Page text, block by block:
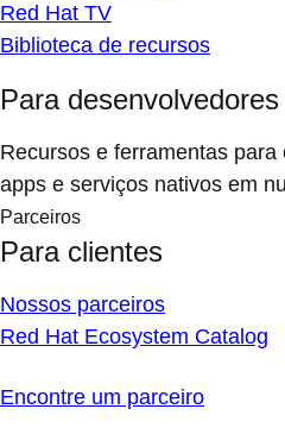
Red Hat TV
Biblioteca de recursos
Para desenvolvedores
Recursos e ferramentas
apps e serviços nativos em
Parceiros
Para clientes
Nossos parceiros
Red Hat Ecosystem Catalog
Encontre um parceiro